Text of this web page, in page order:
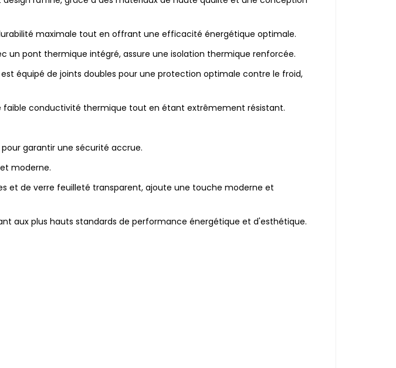
maximale tout en offrant une efficacité énergétique optimale.
un pont thermique intégré, assure une isolation thermique renforcée.
équipé de joints doubles pour une protection optimale contre le froid,
conductivité thermique tout en étant extrêmement résistant.
garantir une sécurité accrue.
moderne.
et de verre feuilleté transparent, ajoute une touche moderne et
aux plus hauts standards de performance énergétique et d'esthétique.